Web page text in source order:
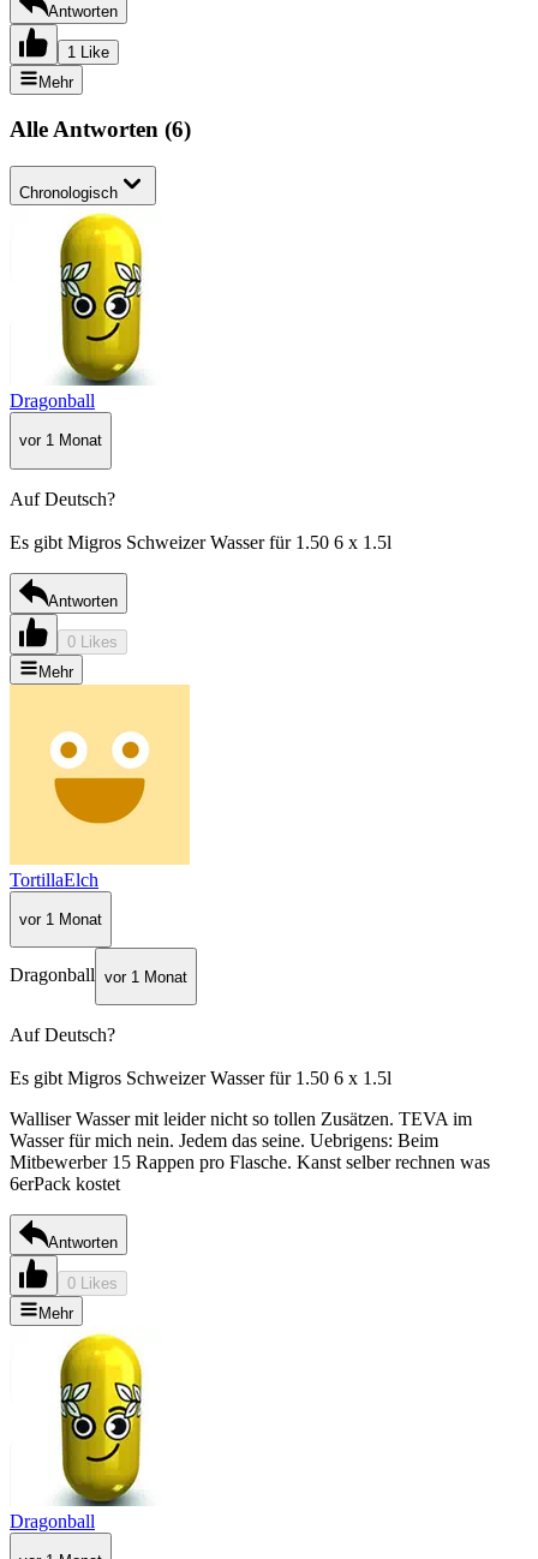
Antworten
1 Like
Mehr
Alle Antworten (6)
Chronologisch
Dragonball
vor 1 Monat
Auf Deutsch?
Es gibt Migros Schweizer Wasser für 1.50 6 x 1.5l
Antworten
0 Likes
Mehr
TortillaElch
vor 1 Monat
Dragonball vor 1 Monat
Auf Deutsch?
Es gibt Migros Schweizer Wasser für 1.50 6 x 1.5l
Walliser Wasser mit leider nicht so tollen Zusätzen. TEVA im
Wasser für mich nein. Jedem das seine. Uebrigens: Beim
Mitbewerber 15 Rappen pro Flasche. Kanst selber rechnen was
6erPack kostet
Antworten
0 Likes
Mehr
Dragonball